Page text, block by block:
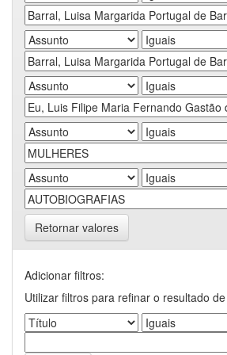
Retornar valores
Adicionar filtros:
Utilizar filtros para refinar o resultado